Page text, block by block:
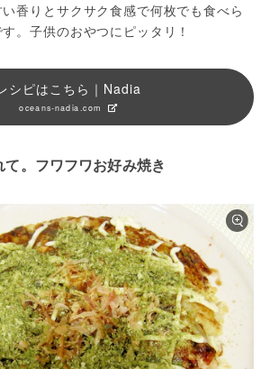
香りとサクサク食感で何枚でも食べら
。子供のおやつにピッタリ！
シピはこちら｜Nadia
oceans-nadia.com
。フワフワお好み焼き